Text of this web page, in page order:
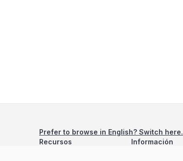
Prefer to browse in English? Switch here.
Recursos
Información